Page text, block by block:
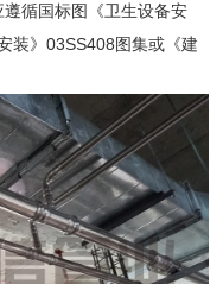
循国标图《卫生设备安
装》03SS408图集或《建